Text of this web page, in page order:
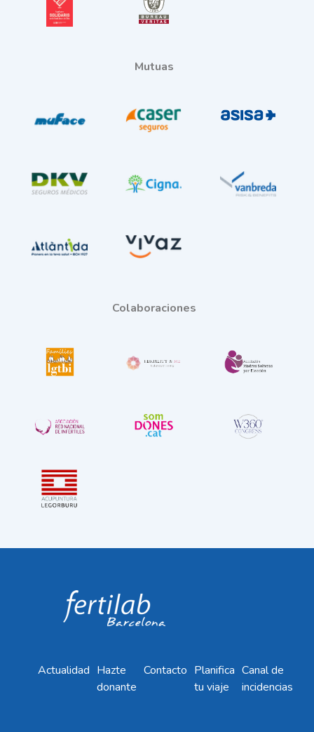
Mutuas
Colaboraciones
Actualidad Hazte
donante
Contacto Planifica
tu viaje
Canal de
incidencias